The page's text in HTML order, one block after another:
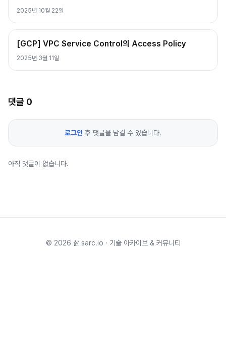
2025년 10월 22일
[GCP] VPC Service Control의 Access Policy
2025년 3월 11일
댓글 0
로그인 후 댓글을 남길 수 있습니다.
아직 댓글이 없습니다.
© 2026 삵 sarc.io · 기술 아카이브 & 커뮤니티